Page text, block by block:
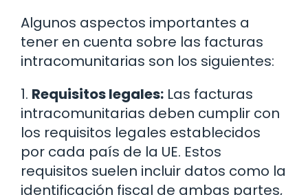
Algunos aspectos importantes a
tener en cuenta sobre las facturas
intracomunitarias son los siguientes:
1. Requisitos legales: Las facturas
intracomunitarias deben cumplir con
los requisitos legales establecidos
por cada país de la UE. Estos
requisitos suelen incluir datos como la
identificación fiscal de ambas partes,